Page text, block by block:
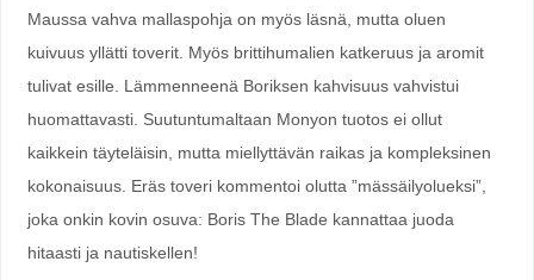
Maussa vahva mallaspohja on myös läsnä, mutta oluen
kuivuus yllätti toverit. Myös brittihumalien katkeruus ja aromit
tulivat esille. Lämmenneenä Boriksen kahvisuus vahvistui
huomattavasti. Suutuntumaltaan Monyon tuotos ei ollut
kaikkein täyteläisin, mutta miellyttävän raikas ja kompleksinen
kokonaisuus. Eräs toveri kommentoi olutta ”mässäilyolueksi”,
joka onkin kovin osuva: Boris The Blade kannattaa juoda
hitaasti ja nautiskellen!